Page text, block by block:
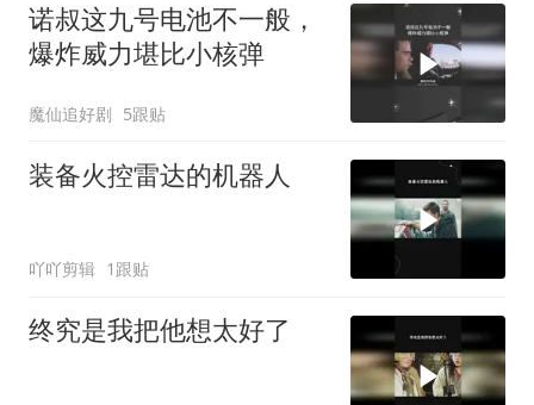
诺叔这九号电池不一般，
爆炸威力堪比小核弹
魔仙追好剧 5跟贴
装备火控雷达的机器人
吖吖剪辑 1跟贴
终究是我把他想太好了